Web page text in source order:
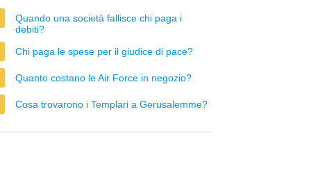
Quando una società fallisce chi paga i
debiti?
Chi paga le spese per il giudice di pace?
Quanto costano le Air Force in negozio?
Cosa trovarono i Templari a Gerusalemme?